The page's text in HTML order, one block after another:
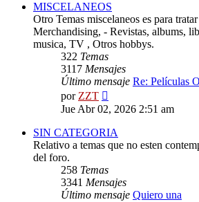
MISCELANEOS
Otro Temas miscelaneos es para
Merchandising, - Revistas, albums,
musica, TV , Otros hobbys.
322 Temas
3117 Mensajes
Último mensaje Re: Películas
porZZT
último
Jue Abr 02, 2026 2:51 am
SIN CATEGORIA
Relativo a temas que no esten
del foro.
258 Temas
3341 Mensajes
Último mensaje Quiero una